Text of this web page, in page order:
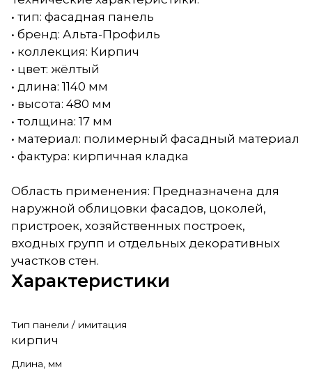
• тип: фасадная панель
• бренд: Альта-Профиль
• коллекция: Кирпич
• цвет: жёлтый
• длина: 1140 мм
• высота: 480 мм
• толщина: 17 мм
• материал: полимерный фасадный материал
• фактура: кирпичная кладка
Область применения: Предназначена для
наружной облицовки фасадов, цоколей,
пристроек, хозяйственных построек,
входных групп и отдельных декоративных
участков стен.
Характеристики
Тип панели / имитация
кирпич
Длина, мм